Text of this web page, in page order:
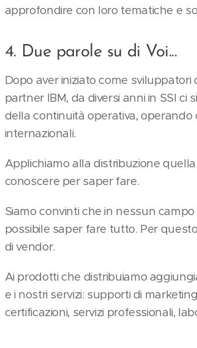
approfondire con loro tematiche e
4. Due parole su di Voi...
Dopo aver iniziato come
partner IBM, da diversi anni in SSI
della continuità operativa,
internazionali.
Applichiamo alla distribuzione
conoscere per saper fare.
Siamo convinti che in nessun
possibile saper fare tutto. Per
di vendor.
Ai prodotti che distribuiamo
e i nostri servizi: supporti di
certificazioni, servizi professionali,